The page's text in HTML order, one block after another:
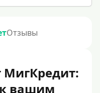
Отзывы
вашим